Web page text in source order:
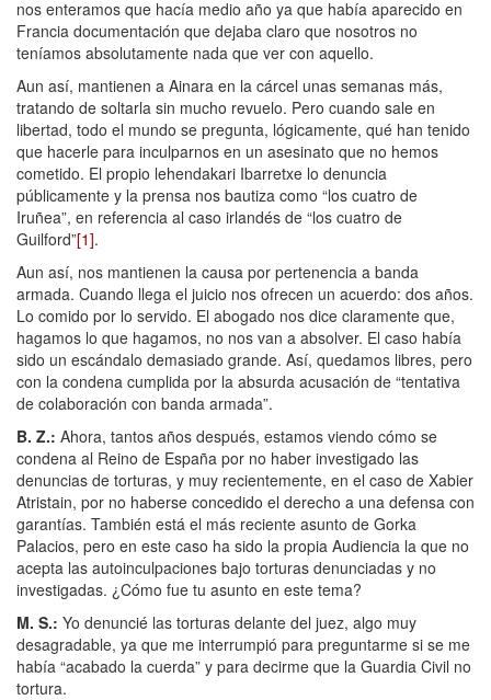
nos enteramos que hacía medio año ya que había aparecido en
Francia documentación que dejaba claro que nosotros no
teníamos absolutamente nada que ver con aquello.
Aun así, mantienen a Ainara en la cárcel unas semanas más,
tratando de soltarla sin mucho revuelo. Pero cuando sale en
libertad, todo el mundo se pregunta, lógicamente, qué han tenido
que hacerle para inculparnos en un asesinato que no hemos
cometido. El propio lehendakari Ibarretxe lo denuncia
públicamente y la prensa nos bautiza como “los cuatro de
Iruñea”, en referencia al caso irlandés de “los cuatro de
Guilford”[1].
Aun así, nos mantienen la causa por pertenencia a banda
armada. Cuando llega el juicio nos ofrecen un acuerdo: dos años.
Lo comido por lo servido. El abogado nos dice claramente que,
hagamos lo que hagamos, no nos van a absolver. El caso había
sido un escándalo demasiado grande. Así, quedamos libres, pero
con la condena cumplida por la absurda acusación de “tentativa
de colaboración con banda armada”.
B. Z.: Ahora, tantos años después, estamos viendo cómo se
condena al Reino de España por no haber investigado las
denuncias de torturas, y muy recientemente, en el caso de Xabier
Atristain, por no haberse concedido el derecho a una defensa con
garantías. También está el más reciente asunto de Gorka
Palacios, pero en este caso ha sido la propia Audiencia la que no
acepta las autoinculpaciones bajo torturas denunciadas y no
investigadas. ¿Cómo fue tu asunto en este tema?
M. S.: Yo denuncié las torturas delante del juez, algo muy
desagradable, ya que me interrumpió para preguntarme si se me
había “acabado la cuerda” y para decirme que la Guardia Civil no
tortura.